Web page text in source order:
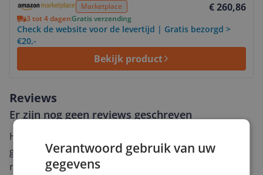
Marketplace € 260,86
3 tot 4 dagenGratis verzending
Check de website voor de levertijd | Gratis bezorgd >
€20,-
Bekijk product
Reviews
Er zijn nog geen reviews geschreven
Heb jij dit product in bezit en wil je graag je mening
geven? Start dan hieronder met het schrijven van je
review. Afhankelijk van de details duurt het schrijven
Verantwoord gebruik van uw
gegevens